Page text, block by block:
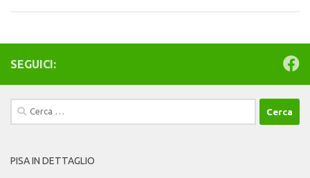
SEGUICI:
Ricerca
per:
PISA IN DETTAGLIO